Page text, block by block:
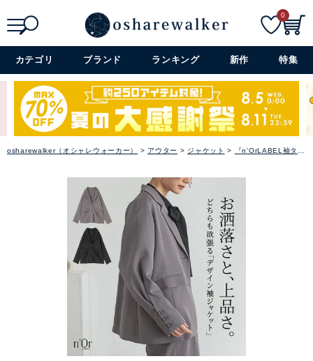
詳細検索+
0
カテゴリ ブランド ランキング 新作 特集
osharewalker（オシャレウォーカー） アウター ジャケット 『n'OrLABEL袖タックシングルテーラードジャケット』【メール便不可】【30】